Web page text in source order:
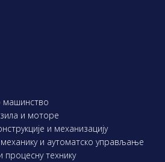
машинство
и моторе
и механизацију
и аутоматско управљање
процесну технику